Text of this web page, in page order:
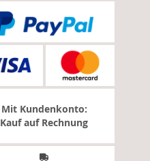
Mit Kundenkonto:
Kauf auf Rechnung